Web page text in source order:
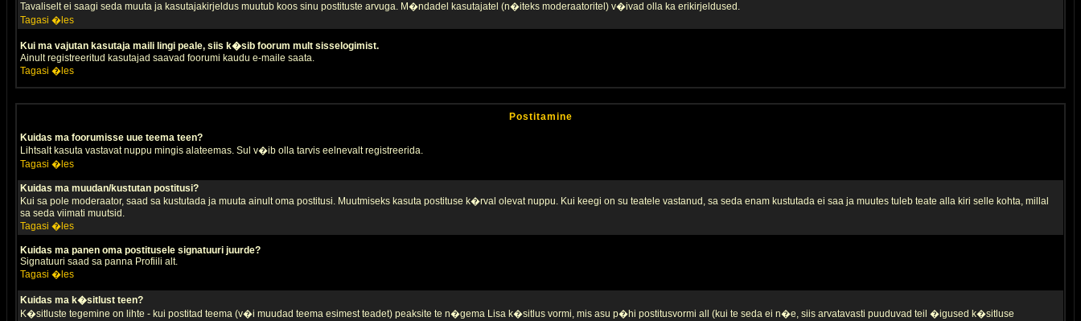
Tavaliselt ei saagi seda muuta ja kasutajakirjeldus muutub koos sinu postituste arvuga. M�ndadel kasutajatel (n�iteks moderaatoritel) v�ivad olla ka erikirjeldused.
Tagasi �les
Kui ma vajutan kasutaja maili lingi peale, siis k�sib foorum mult sisselogimist.
Ainult registreeritud kasutajad saavad foorumi kaudu e-maile saata.
Tagasi �les
Postitamine
Kuidas ma foorumisse uue teema teen?
Lihtsalt kasuta vastavat nuppu mingis alateemas. Sul v�ib olla tarvis eelnevalt registreerida.
Tagasi �les
Kuidas ma muudan/kustutan postitusi?
Kui sa pole moderaator, saad sa kustutada ja muuta ainult oma postitusi. Muutmiseks kasuta postituse k�rval olevat nuppu. Kui keegi on su teatele vastanud, sa seda enam kustutada ei saa ja muutes tuleb teate alla kiri selle kohta, millal
sa seda viimati muutsid.
Tagasi �les
Kuidas ma panen oma postitusele signatuuri juurde?
Signatuuri saad sa panna Profiili alt.
Tagasi �les
Kuidas ma k�sitlust teen?
K�sitluste tegemine on lihte - kui postitad teema (v�i muudad teema esimest teadet) peaksite te n�gema Lisa k�sitlus vormi, mis asu p�hi postitusvormi all (kui te seda ei n�e, siis arvatavasti puuduvad teil �igused k�sitluse